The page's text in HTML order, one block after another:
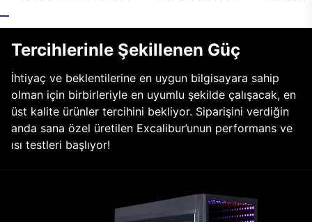
Tercihlerinle Şekillenen Güç
İhtiyaç ve beklentilerine en uygun bilgisayara sahip
olman için birbirleriyle en uyumlu şekilde çalışacak, en
üst kalite ürünler tercihini bekliyor. Siparişini verdiğin
anda sana özel üretilen Excalibur’unun performans ve
ısı testleri başlıyor!